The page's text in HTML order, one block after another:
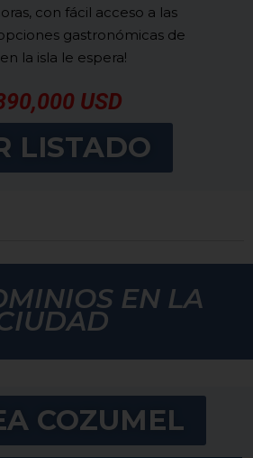
con fácil acceso a las
gastronómicas de
la isla le espera!
USD
LISTADO
EN LA
COZUMEL